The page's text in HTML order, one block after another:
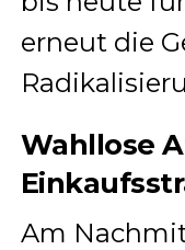
erneut die
Wahllose
Am